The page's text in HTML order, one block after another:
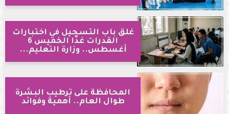
غلق باب التسجيل في اختبارات
القدرات غدًا الخميس 6
أغسطس.. وزارة التعليم...
المحافظة على ترطيب البشرة
طوال العام.. أهمية وفوائد